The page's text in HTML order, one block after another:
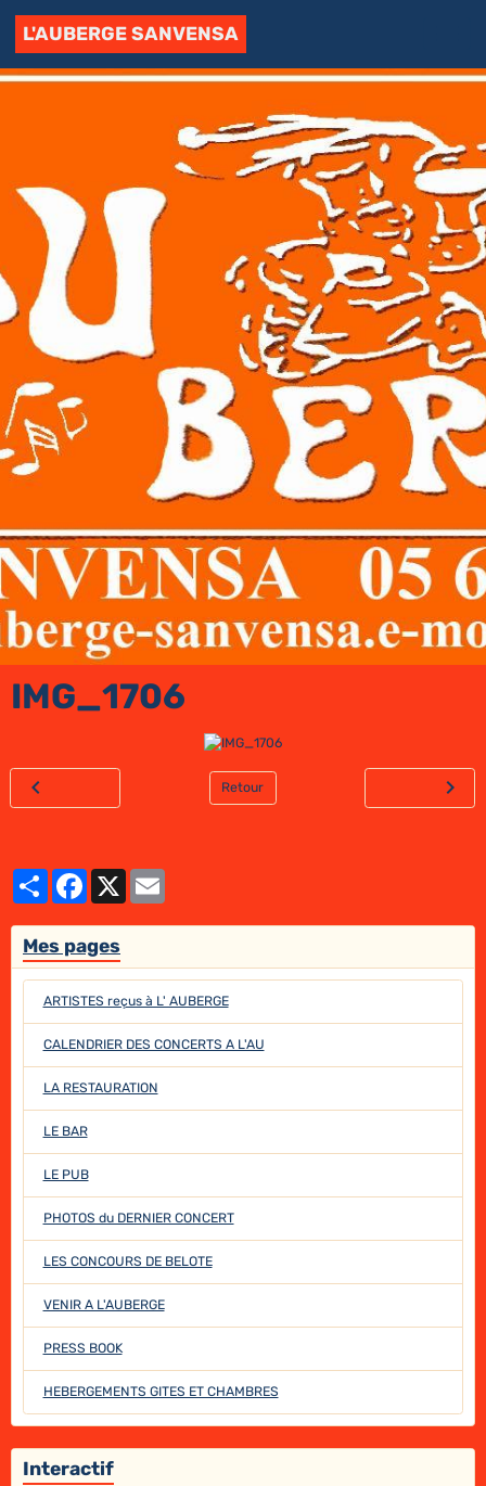
L'AUBERGE SANVENSA
IMG_1706
Retour
PartagerFacebook
X
Mes pages
ARTISTES reçus à L' AUBERGE
CALENDRIER DES CONCERTS A L'AU
LA RESTAURATION
LE BAR
LE PUB
PHOTOS du DERNIER CONCERT
LES CONCOURS DE BELOTE
VENIR A L'AUBERGE
PRESS BOOK
HEBERGEMENTS GITES ET CHAMBRES
Interactif